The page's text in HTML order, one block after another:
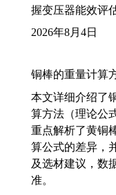
握变压器能效评
2026年8月4日
铜棒的重量计算
本文详细介绍了
算方法（理论公
重点解析了黄铜
算公式的差异，
及选材建议，数
准。